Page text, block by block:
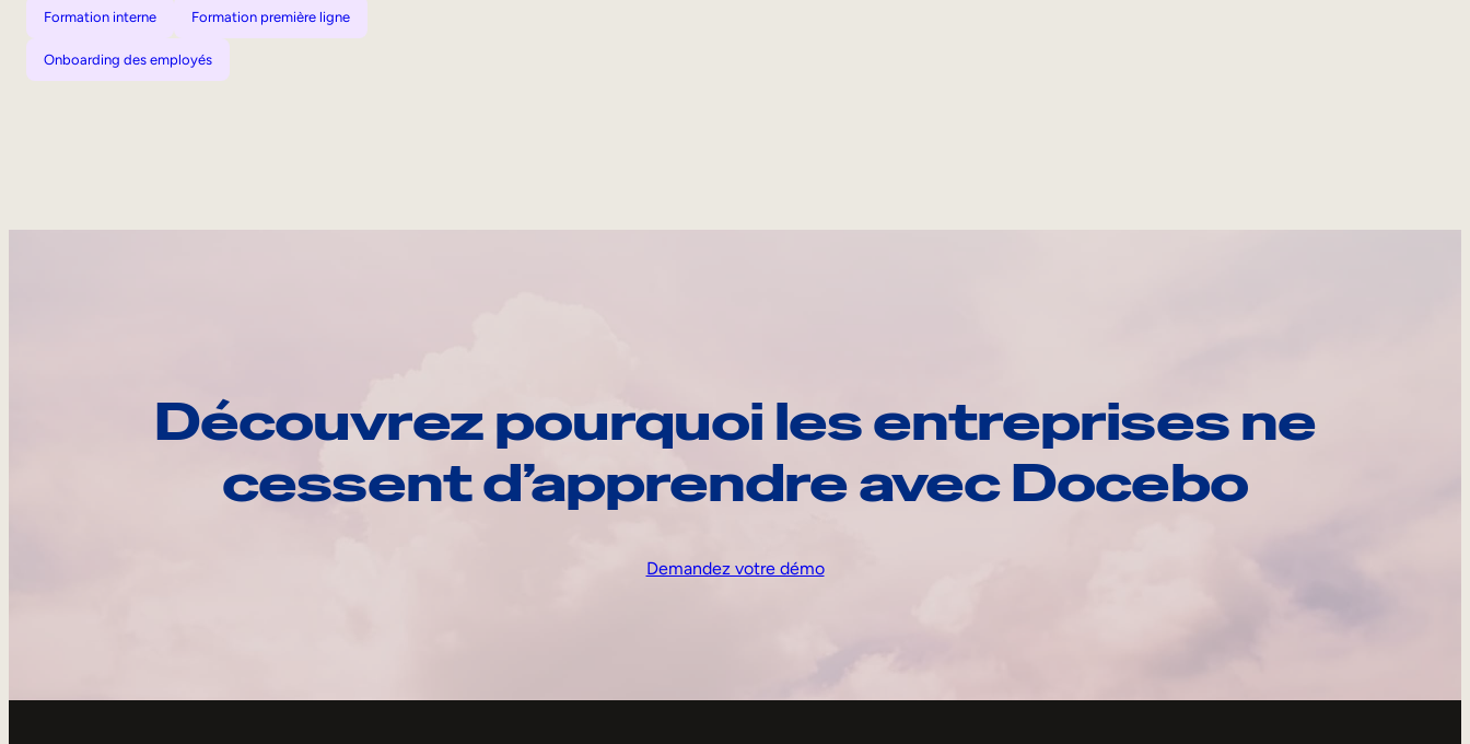
Formation interne Formation première ligne
Onboarding des employés
Découvrez pourquoi les entreprises ne
cessent d’apprendre avec Docebo
Demandez votre démo